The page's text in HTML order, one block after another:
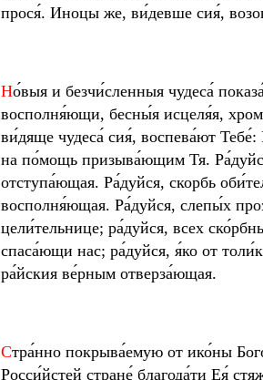
прося́. Иноцы же, ви́девше сия́,
Но́выя и безчи́сленныя чудеса́
восполня́ющи, бесны́я исцеля́я,
ви́дяще чудеса́ сия́, воспева́ют
на по́мощь призыва́ющим Тя.
отступа́ющая. Ра́дуйся, скорбь
восполня́ющая. Ра́дуйся, слепы́х
цели́тельнице; ра́дуйся, всех
спаса́ющи нас; ра́дуйся, я́ко от
ра́йския ве́рным отверза́ющая.
Стра́нно покрыва́емую от ико́ны
Росси́йстей стране́ благода́ти Ея́